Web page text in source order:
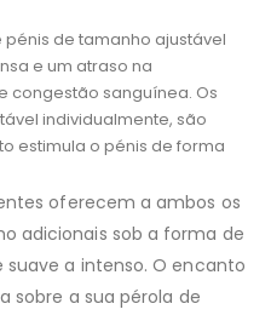
pénis de tamanho ajustável
e um atraso na
congestão sanguínea. Os
individualmente, são
estimula o pénis de forma
oferecem a ambos os
adicionais sob a forma de
suave a intenso. O encanto
sobre a sua pérola de